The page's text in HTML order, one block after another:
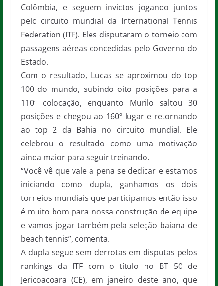
Colômbia, e seguem invictos jogando juntos
pelo circuito mundial da International Tennis
Federation (ITF). Eles disputaram o torneio com
passagens aéreas concedidas pelo Governo do
Estado.
Com o resultado, Lucas se aproximou do top
100 do mundo, subindo oito posições para a
110ª colocação, enquanto Murilo saltou 30
posições e chegou ao 160º lugar e retornando
ao top 2 da Bahia no circuito mundial. Ele
celebrou o resultado como uma motivação
ainda maior para seguir treinando.
“Você vê que vale a pena se dedicar e estamos
iniciando como dupla, ganhamos os dois
torneios mundiais que participamos então isso
é muito bom para nossa construção de equipe
e vamos jogar também pela seleção baiana de
beach tennis”, comenta.
A dupla segue sem derrotas em disputas pelos
rankings da ITF com o título no BT 50 de
Jericoacoara (CE), em janeiro deste ano, que